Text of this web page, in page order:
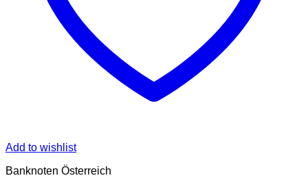
Add to wishlist
Banknoten Österreich